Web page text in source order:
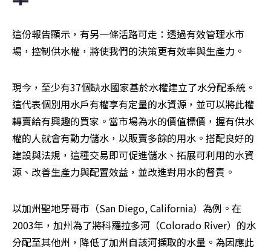
這份報告顯示，有另一條活路可走：透過有效管理水市
場，控制供水權，將使我們的決策更有效率與生產力。
現今，至少有37個缺水國家基於水權建立了水分配系統。
這代表個別用水戶有權享有定量的水資源，並可以將此權
轉賣給有興趣的買家。當市場為水的價值標價，握有供水
權的人就會有動力儲水，以販賣多餘的用水。搭配良好的
建設與法規，這種交易即可促進儲水、拓展可利用的水資
源、改善生產力與配置效益，並改進對用水的督責。
以加州聖地牙哥市（San Diego, California）為例。在
2003年，加州為了將科羅拉多河（Colorado River）的水
分配至其他州，降低了加州自該河擷取的水量。為因應此